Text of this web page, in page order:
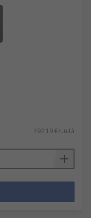
192,19 €/unità